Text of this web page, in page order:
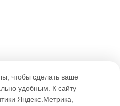
чтобы сделать ваше
удобным. К cайту
Яндекс.Метрика,